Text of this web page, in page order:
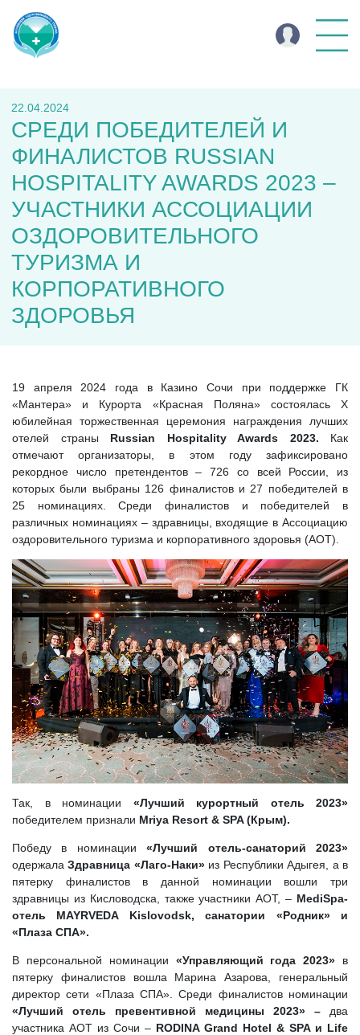
22.04.2024
СРЕДИ ПОБЕДИТЕЛЕЙ И
ФИНАЛИСТОВ RUSSIAN
HOSPITALITY AWARDS 2023 –
УЧАСТНИКИ АССОЦИАЦИИ
ОЗДОРОВИТЕЛЬНОГО
ТУРИЗМА И
КОРПОРАТИВНОГО
ЗДОРОВЬЯ
19 апреля 2024 года в Казино Сочи при поддержке ГК
«Мантера» и Курорта «Красная Поляна» состоялась X
юбилейная торжественная церемония награждения лучших
отелей страны Russian Hospitality Awards 2023. Как
отмечают организаторы, в этом году зафиксировано
рекордное число претендентов – 726 со всей России, из
которых были выбраны 126 финалистов и 27 победителей в
25 номинациях. Среди финалистов и победителей в
различных номинациях – здравницы, входящие в Ассоциацию
оздоровительного туризма и корпоративного здоровья (АОТ).
Так, в номинации «Лучший курортный отель 2023»
победителем признали Mriya Resort & SPA (Крым).
Победу в номинации«Лучший отель-санаторий 2023»
одержалаЗдравница «Лаго-Наки»из Республики Адыгея, а в
пятерку финалистов в данной номинации вошли три
здравницы из Кисловодска, также участники АОТ, – MediSpa-
отель MAYRVEDA Kislovodsk, санатории «Родник» и
«Плаза СПА».
В персональной номинации «Управляющий года 2023» в
пятерку финалистов вошла Марина Азарова, генеральный
директор сети «Плаза СПА». Среди финалистов номинации
«Лучший отель превентивной медицины 2023» – два
участника АОТ из Сочи – RODINA Grand Hotel & SPA и Life